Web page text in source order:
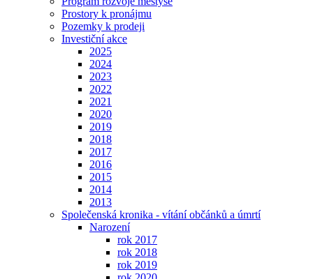
Prostory k pronájmu
Pozemky k prodeji
Investiční akce
2025
2024
2023
2022
2021
2020
2019
2018
2017
2016
2015
2014
2013
Společenská kronika - vítání občánků a úmrtí
Narození
rok 2017
rok 2018
rok 2019